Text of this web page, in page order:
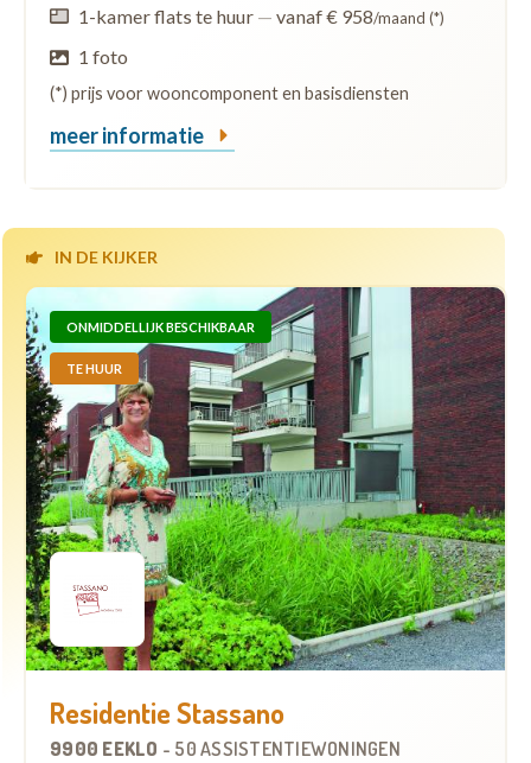
1-kamer flats te huur — vanaf € 958/maand (*)
1 foto
(*) prijs voor wooncomponent en basisdiensten
meer informatie
IN DE KIJKER
ONMIDDELLIJK BESCHIKBAAR
TE HUUR
Residentie Stassano
9900 EEKLO - 50 ASSISTENTIEWONINGEN